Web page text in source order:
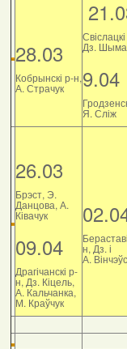
28.03
Кобрынскі р-н,
А. Страчук
Дз.
9.04
Я. Сліж
26.03
Брэст, Э.
Данцова, А.
Ківачук
09.04
Драгічанскі р-
н, Дз. Кіцель,
А. Кальчанка,
М. Краўчук
н, Дз. і
А.